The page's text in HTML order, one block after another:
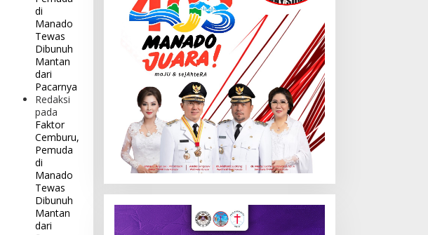
di
Manado
Tewas
Dibunuh
Mantan
dari
Pacarnya
Redaksi
pada
Faktor
Cemburu,
Pemuda
di
Manado
Tewas
Dibunuh
Mantan
dari